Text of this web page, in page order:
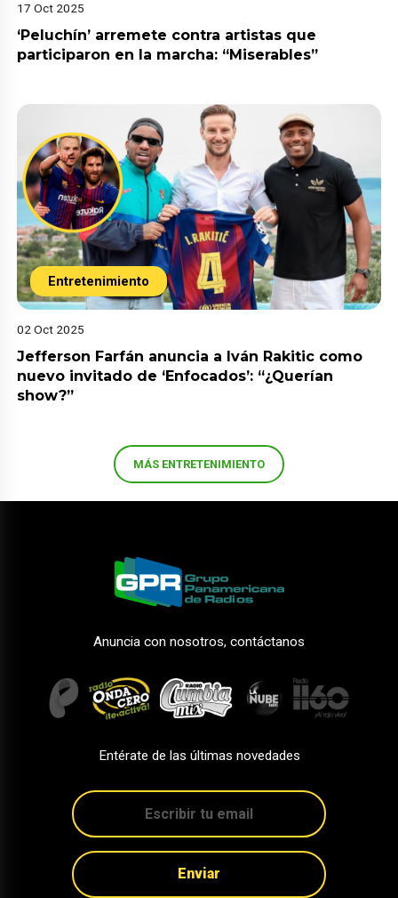
17 Oct 2025
‘Peluchín’ arremete contra artistas que
participaron en la marcha: “Miserables”
Entretenimiento
02 Oct 2025
Jefferson Farfán anuncia a Iván Rakitic como
nuevo invitado de ‘Enfocados’: “¿Querían
show?”
MÁS ENTRETENIMIENTO
Anuncia con nosotros, contáctanos
Entérate de las últimas novedades
Enviar